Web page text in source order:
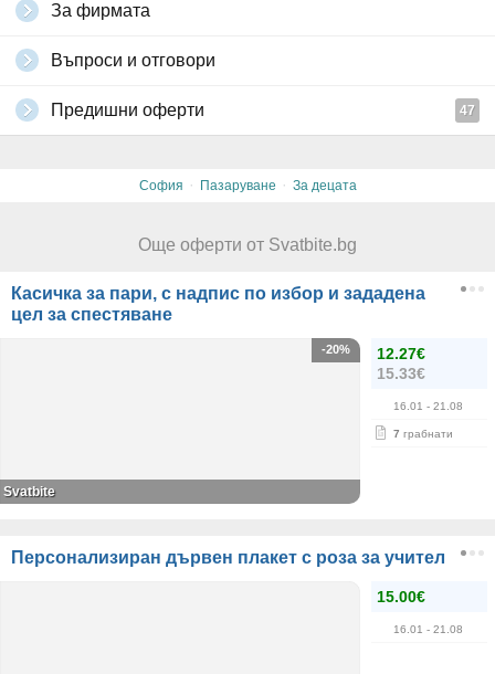
За фирмата
Въпроси и отговори
Предишни оферти 47
София · Пазаруване · За децата
Още оферти от Svatbite.bg
Касичка за пари, с надпис по избор и зададена
цел за спестяване
12.27€
15.33€
16.01 - 21.08
7 грабнати
-20%
Svatbite
Персонализиран дървен плакет с роза за учител
15.00€
16.01 - 21.08